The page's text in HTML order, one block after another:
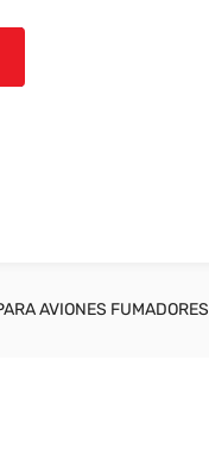
AVIONES FUMADORES